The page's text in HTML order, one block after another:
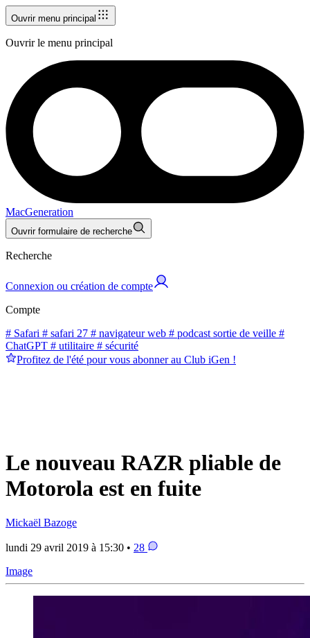
Ouvrir menu principal
Ouvrir le menu principal
MacGeneration
Ouvrir formulaire de recherche
Recherche
Connexion ou création de compte
Compte
# Safari # safari 27 # navigateur web # podcast sortie de veille #
ChatGPT # utilitaire # sécurité
Profitez de l'été pour vous abonner au Club iGen !
Le nouveau RAZR pliable de
Motorola est en fuite
Mickaël Bazoge
lundi 29 avril 2019 à 15:30 • 28
Image